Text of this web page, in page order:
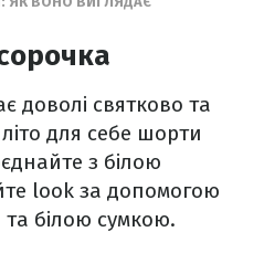
доволі святково та
для себе шорти
з білою
look за допомогою
білою сумкою.